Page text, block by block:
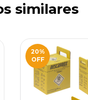
similares
20%
OFF